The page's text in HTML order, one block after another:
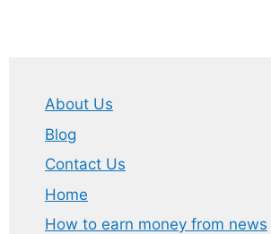
About Us
Blog
Contact Us
Home
How to earn money from news